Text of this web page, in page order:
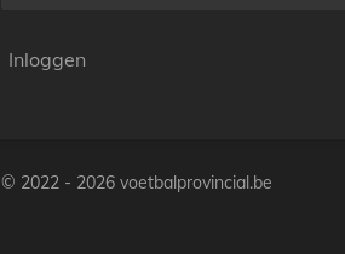
Inloggen
© 2022 - 2026 voetbalprovincial.be